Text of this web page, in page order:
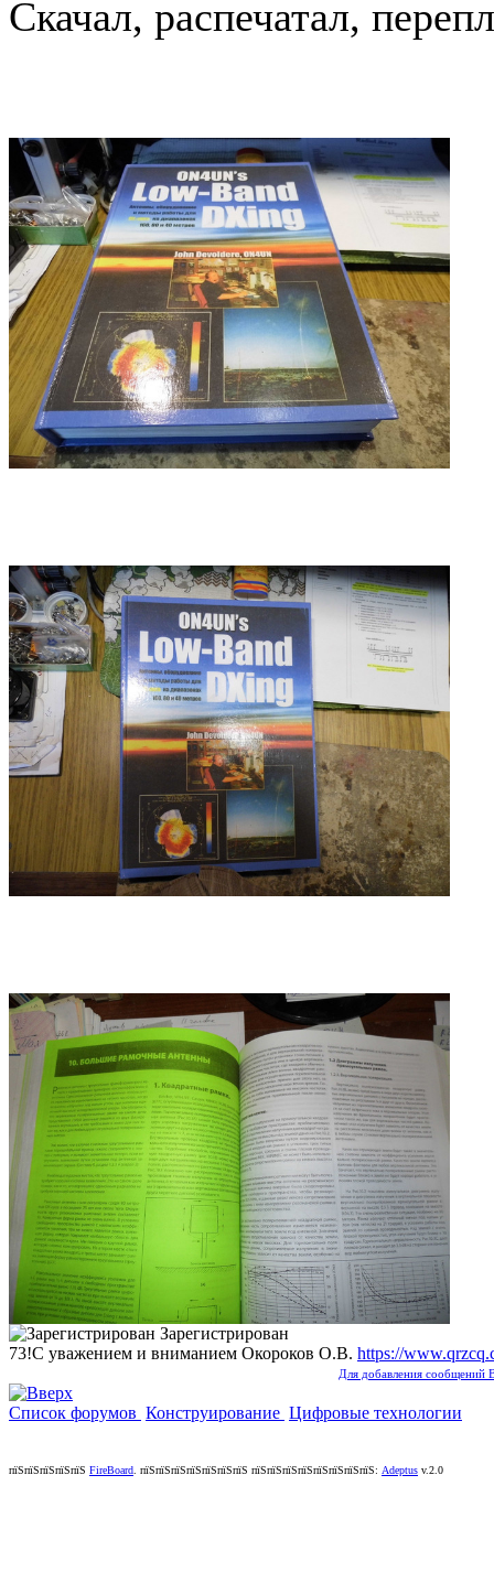
Скачал, распечатал,
Зарегистрирован
73!С уважением и вниманием Окороков О.В. https://
Для добавления сообщений
Список форумов Конструирование Цифровые технологии
пїЅпїЅпїЅпїЅпїЅ FireBoard пїЅпїЅпїЅпїЅпїЅпїЅпїЅ пїЅпїЅпїЅпїЅпїЅпїЅпїЅпїЅ: Adeptus v.2.0